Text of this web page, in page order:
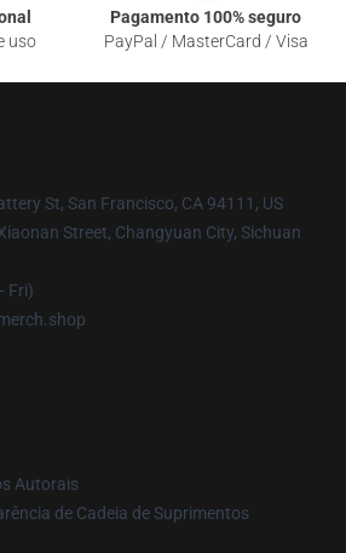
uso
Pagamento 100% seguro
PayPal / MasterCard / Visa
St, San Francisco, CA 94111, US
Street, Changyuan City, Sichuan
Fri)
Autorais
de Cadeia de Suprimentos